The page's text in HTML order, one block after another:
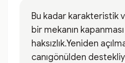
Bu kadar karakteristik
bir mekanın
haksızlık.Yeniden
canıgönülden